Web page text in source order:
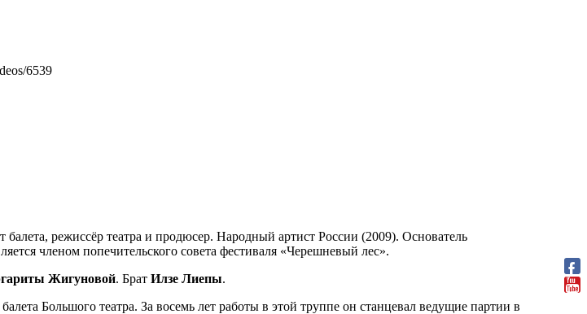
6539
режиссёр театра и продюсер. Народный артист России (2009). Основатель
членом попечительского совета фестиваля «Черешневый лес».
Жигуновой. Брат Илзе Лиепы.
Большого театра. За восемь лет работы в этой труппе он станцевал ведущие партии в